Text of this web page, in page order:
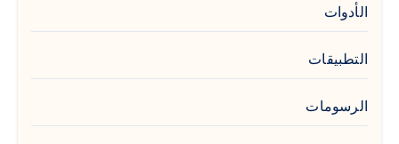
الأدوات
التطبيقات
الرسومات